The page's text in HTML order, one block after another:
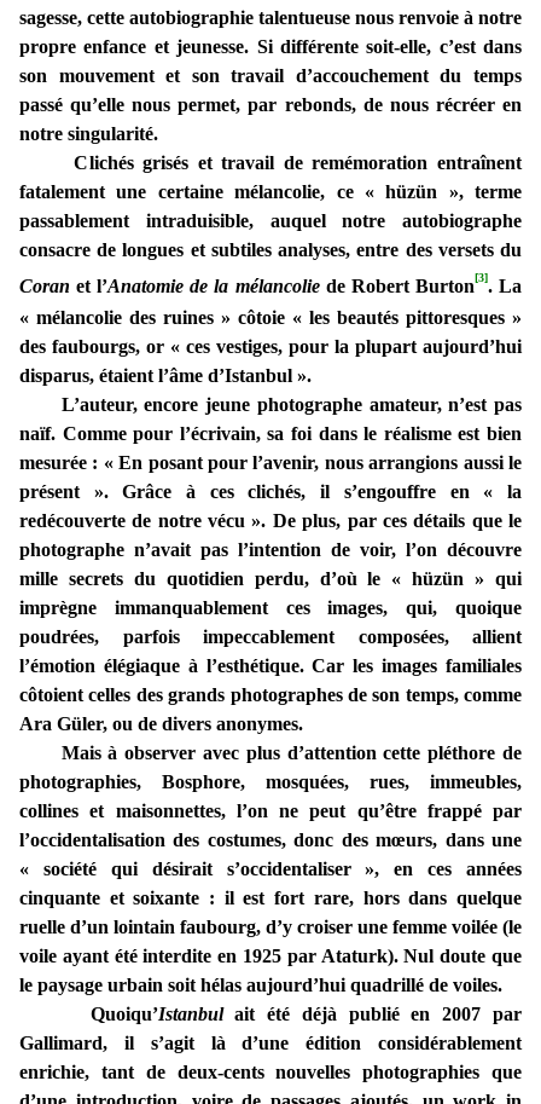
sagesse, cette autobiographie talentueuse nous renvoie à notre
propre enfance et jeunesse. Si différente soit-elle, c’est dans
son mouvement et son travail d’accouchement du temps
passé qu’elle nous permet, par rebonds, de nous récréer en
notre singularité.
Clichés grisés et travail de remémoration entraînent
fatalement une certaine mélancolie, ce « hüzün », terme
passablement intraduisible, auquel notre autobiographe
consacre de longues et subtiles analyses, entre des versets du
Coranet l’Anatomie de la mélancoliede Robert Burton [3]. La
« mélancolie des ruines » côtoie « les beautés pittoresques »
des faubourgs, or « ces vestiges, pour la plupart aujourd’hui
disparus, étaient l’âme d’Istanbul ».
L’auteur, encore jeune photographe amateur, n’est pas
naïf. Comme pour l’écrivain, sa foi dans le réalisme est bien
mesurée : « En posant pour l’avenir, nous arrangions aussi le
présent ». Grâce à ces clichés, il s’engouffre en « la
redécouverte de notre vécu ». De plus, par ces détails que le
photographe n’avait pas l’intention de voir, l’on découvre
mille secrets du quotidien perdu, d’où le « hüzün » qui
imprègne immanquablement ces images, qui, quoique
poudrées, parfois impeccablement composées, allient
l’émotion élégiaque à l’esthétique. Car les images familiales
côtoient celles des grands photographes de son temps, comme
Ara Güler, ou de divers anonymes.
Mais à observer avec plus d’attention cette pléthore de
photographies, Bosphore, mosquées, rues, immeubles,
collines et maisonnettes, l’on ne peut qu’être frappé par
l’occidentalisation des costumes, donc des mœurs, dans une
« société qui désirait s’occidentaliser », en ces années
cinquante et soixante : il est fort rare, hors dans quelque
ruelle d’un lointain faubourg, d’y croiser une femme voilée (le
voile ayant été interdite en 1925 par Ataturk). Nul doute que
le paysage urbain soit hélas aujourd’hui quadrillé de voiles.
Quoiqu’Istanbulait été déjà publié en 2007 par
Gallimard, il s’agit là d’une édition considérablement
enrichie, tant de deux-cents nouvelles photographies que